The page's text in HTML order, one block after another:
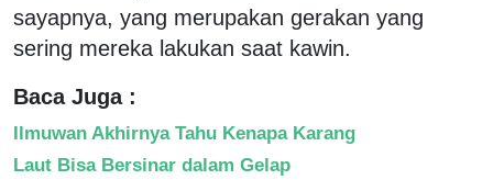
sayapnya, yang merupakan gerakan yang
sering mereka lakukan saat kawin.
Baca Juga :
Ilmuwan Akhirnya Tahu Kenapa Karang
Laut Bisa Bersinar dalam Gelap